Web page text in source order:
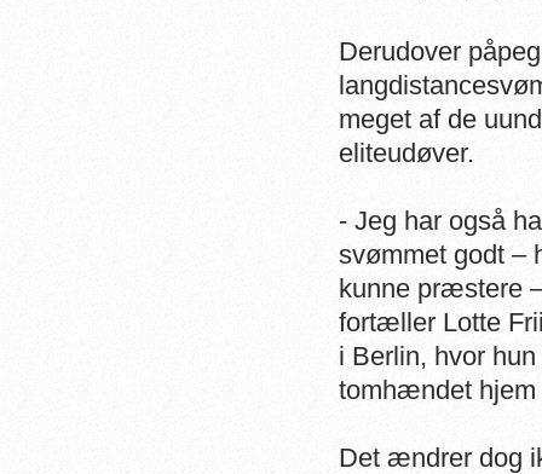
Derudover
meget af de
eliteudøver.
- Jeg har også
svømmet godt –
kunne præstere
fortæller Lotte
i Berlin, hvor
tomhændet hjem
Det ændrer dog